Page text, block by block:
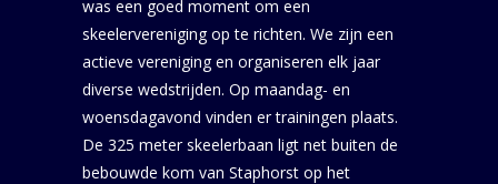
was een goed moment om een
skeelervereniging op te richten. We zijn een
actieve vereniging en organiseren elk jaar
diverse wedstrijden. Op maandag- en
woensdagavond vinden er trainingen plaats.
De 325 meter skeelerbaan ligt net buiten de
bebouwde kom van Staphorst op het